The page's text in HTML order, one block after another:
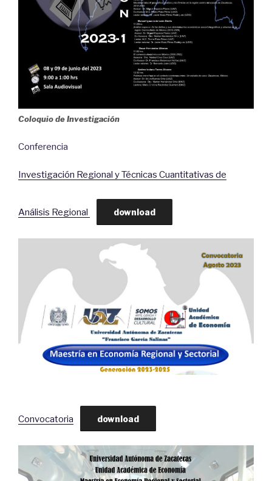
Coloquio de Investigación
Conferencia
Investigación Regional y Técnicas Cuantitativas de
Análisis Regional download
Convocatoria download